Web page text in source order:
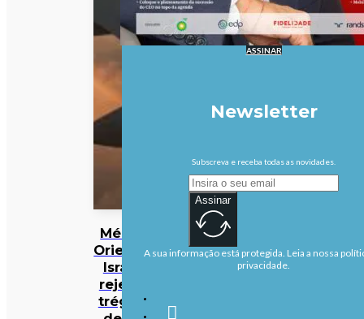
Médio
Oriente:
Israel
rejeita
trégua
ASSINAR
Newsletter
Subscreva e receba todas as novidades.
Assinar
A sua informação está protegida. Leia a nossa
privacidade.